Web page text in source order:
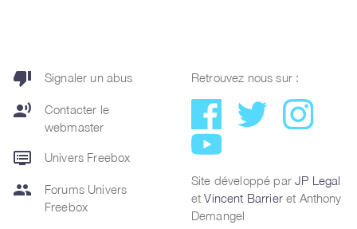
thumb_down Signaler un abus
record_voice_over
Contacter le
webmaster
dvr Univers Freebox
group
Forums Univers
Freebox
Retrouvez nous sur :
Site développé parJP Legal
etVincent Barrieret Anthony
Demangel